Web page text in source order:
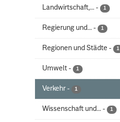
Landwirtschaft,... - 1
Regierung und... - 1
Regionen und Städte - 1
Umwelt - 1
Verkehr - 1
Wissenschaft und... - 1